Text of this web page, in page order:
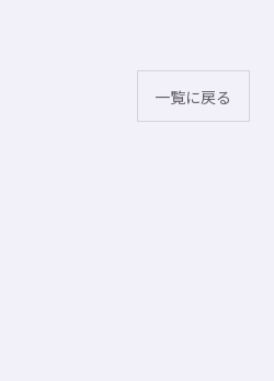
一覧に戻る